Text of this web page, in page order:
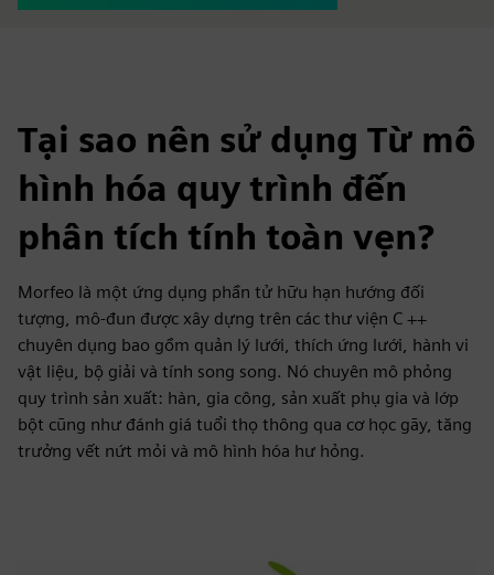
Tại sao nên sử dụng Từ mô
hình hóa quy trình đến
phân tích tính toàn vẹn?
Morfeo là một ứng dụng phần tử hữu hạn hướng đối
tượng, mô-đun được xây dựng trên các thư viện C ++
chuyên dụng bao gồm quản lý lưới, thích ứng lưới, hành vi
vật liệu, bộ giải và tính song song. Nó chuyên mô phỏng
quy trình sản xuất: hàn, gia công, sản xuất phụ gia và lớp
bột cũng như đánh giá tuổi thọ thông qua cơ học gãy, tăng
trưởng vết nứt mỏi và mô hình hóa hư hỏng.